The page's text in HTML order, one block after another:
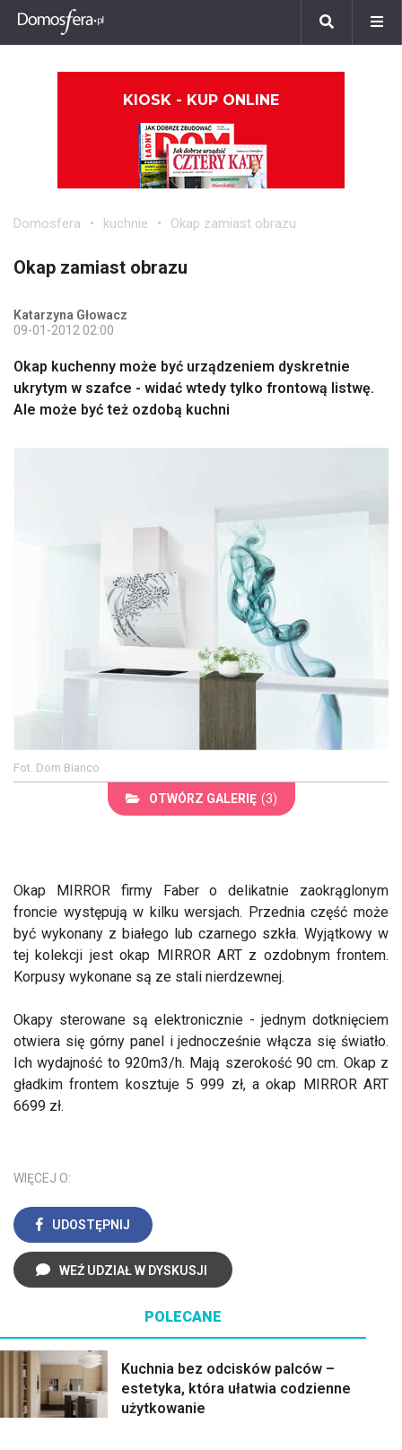
KIOSK - KUP ONLINE
Domosfera kuchnie Okap zamiast obrazu
Okap zamiast obrazu
Katarzyna Głowacz
09-01-2012 02:00
Okap kuchenny może być urządzeniem dyskretnie
ukrytym w szafce - widać wtedy tylko frontową listwę.
Ale może być też ozdobą kuchni
Fot. Dom Bianco
OTWÓRZ GALERIĘ (3)
Okap MIRROR firmy Faber o delikatnie zaokrąglonym
froncie występują w kilku wersjach. Przednia część może
być wykonany z białego lub czarnego szkła. Wyjątkowy w
tej kolekcji jest okap MIRROR ART z ozdobnym frontem.
Korpusy wykonane są ze stali nierdzewnej.
Okapy sterowane są elektronicznie - jednym dotknięciem
otwiera się górny panel i jednocześnie włącza się światło.
Ich wydajność to 920m3/h. Mają szerokość 90 cm. Okap z
gładkim frontem kosztuje 5 999 zł, a okap MIRROR ART
6699 zł.
WIĘCEJ O:
UDOSTĘPNIJ
WEŹ UDZIAŁ W DYSKUSJI
POLECANE
Kuchnia bez odcisków palców –
estetyka, która ułatwia codzienne
użytkowanie